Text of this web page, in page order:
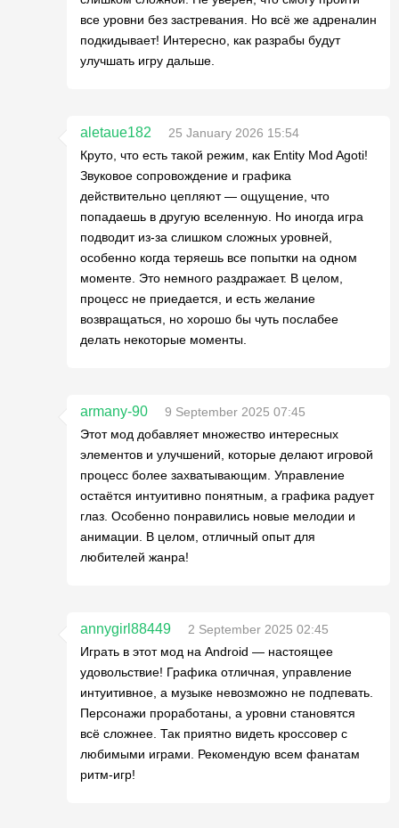
все уровни без застревания. Но всё же адреналин
подкидывает! Интересно, как разрабы будут
улучшать игру дальше.
aletaue182
25 January 2026 15:54
Круто, что есть такой режим, как Entity Mod Agoti!
Звуковое сопровождение и графика
действительно цепляют — ощущение, что
попадаешь в другую вселенную. Но иногда игра
подводит из-за слишком сложных уровней,
особенно когда теряешь все попытки на одном
моменте. Это немного раздражает. В целом,
процесс не приедается, и есть желание
возвращаться, но хорошо бы чуть послабее
делать некоторые моменты.
armany-90
9 September 2025 07:45
Этот мод добавляет множество интересных
элементов и улучшений, которые делают игровой
процесс более захватывающим. Управление
остаётся интуитивно понятным, а графика радует
глаз. Особенно понравились новые мелодии и
анимации. В целом, отличный опыт для
любителей жанра!
annygirl88449
2 September 2025 02:45
Играть в этот мод на Android — настоящее
удовольствие! Графика отличная, управление
интуитивное, а музыке невозможно не подпевать.
Персонажи проработаны, а уровни становятся
всё сложнее. Так приятно видеть кроссовер с
любимыми играми. Рекомендую всем фанатам
ритм-игр!